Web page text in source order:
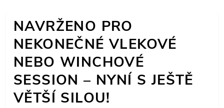
NAVRŽENO PRO
NEKONEČNÉ VLEKOVÉ
NEBO WINCHOVÉ
SESSION – NYNÍ S JEŠTĚ
VĚTŠÍ SILOU!